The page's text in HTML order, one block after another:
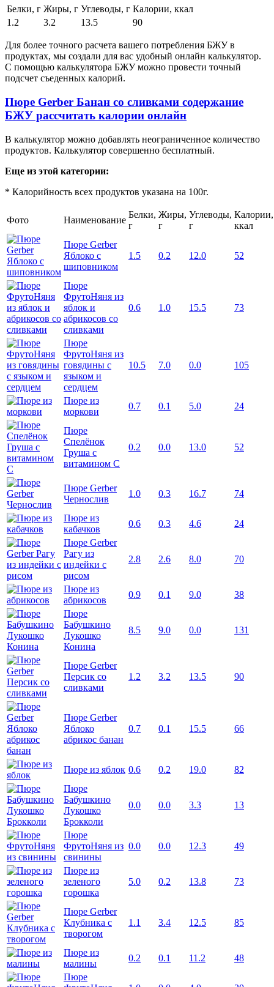
Белки, г Жиры, г Углеводы, г Калории, ккал
1.2
3.2 13.5 90
Для более точного расчета вашего потребления БЖУ в
продуктах, мы создали для вас удобный онлайн калькулятор.
С помощью калькулятора БЖУ можно провести точный
подсчет съеденных калорий.
Пюре Gerber Банан со сливками содержание
БЖУ рассчитать калории онлайн
В калькулятор можно добавлять неограниченное количество
продуктов. Калькулятор совершенно бесплатный.
Еще из этой категории:
* Калорийность всех продуктов указана на 100г.
Фото Наименование
Белки,
г
Жиры,
г
Углеводы,
г
Калории,
ккал
Пюре Gerber
Яблоко с
шиповником
1.5 0.2 12.0 52
Пюре
ФрутоНяня из
яблок и
абрикосов со
сливками
0.6 1.0 15.5 73
Пюре
ФрутоНяня из
говядины с
языком и
сердцем
10.5 7.0 0.0 105
Пюре из
моркови
0.7 0.1 5.0 24
Пюре
Спелёнок
Груша с
витамином С
0.2 0.0 13.0 52
Пюре Gerber
Чернослив
1.0 0.3 16.7 74
Пюре из
кабачков
0.6 0.3 4.6
24
Пюре Gerber
Рагу из
индейки с
рисом
2.8 2.6 8.0 70
Пюре из
абрикосов
0.9 0.1 9.0
38
Пюре
Бабушкино
Лукошко
Конина
8.5 9.0 0.0 131
Пюре Gerber
Персик со
сливками
1.2 3.2 13.5 90
Пюре Gerber
Яблоко
абрикос банан
0.7 0.1 15.5 66
Пюре из яблок 0.6 0.2 19.0
82
Пюре
Бабушкино
Лукошко
Брокколи
0.0 0.0 3.3 13
Пюре
ФрутоНяня из
свинины
0.0 0.0 12.3 49
Пюре из
зеленого
горошка
5.0 0.2 13.8 73
Пюре Gerber
Клубника с
творогом
1.1 3.4 12.5 85
Пюре из
малины
0.2 0.1 11.2
48
Пюре